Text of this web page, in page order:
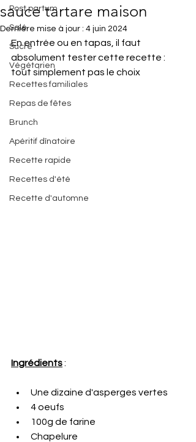
Post partum
Salé
Sucré
Végétarien
Recettes familiales
Repas de fêtes
Brunch
Apéritif dînatoire
Recette rapide
Recettes d'été
Recette d'automne
sauce tartare maison
Dernière mise à jour : 4 juin 2024
En entrée ou en tapas, il faut
absolument tester cette recette :
tout simplement pas le choix
Ingrédients :
Une dizaine d'asperges vertes
4 oeufs
100g de farine
Chapelure